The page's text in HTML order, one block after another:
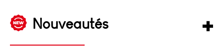
Nouveautés